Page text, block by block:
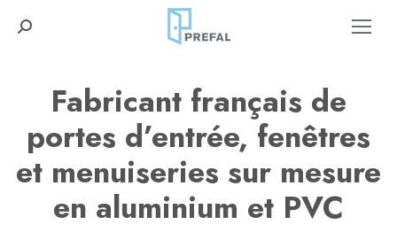
Recherche
Fabricant français de
portes d’entrée, fenêtres
et menuiseries sur mesure
en aluminium et PVC